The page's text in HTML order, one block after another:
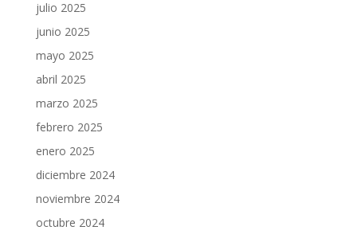
julio 2025
junio 2025
mayo 2025
abril 2025
marzo 2025
febrero 2025
enero 2025
diciembre 2024
noviembre 2024
octubre 2024